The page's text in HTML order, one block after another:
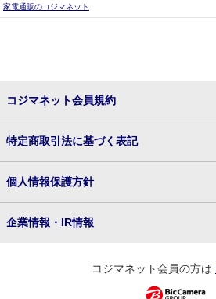
家電通販のコジマネット
コジマネット会員規約
特定商取引法に基づく表記
個人情報保護方針
企業情報・IR情報
コジマネット会員の方は